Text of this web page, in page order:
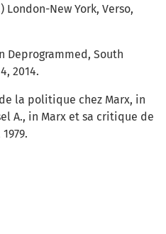
London-New York, Verso,
Deprogrammed, South
2014.
la politique chez Marx, in
A., in Marx et sa critique de